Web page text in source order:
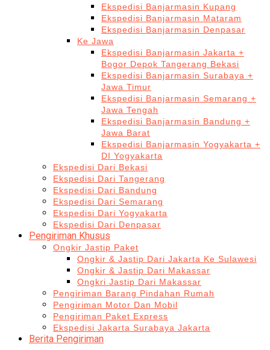
Ekspedisi Banjarmasin Kupang
Ekspedisi Banjarmasin Mataram
Ekspedisi Banjarmasin Denpasar
Ke Jawa
Ekspedisi Banjarmasin Jakarta +
Bogor Depok Tangerang Bekasi
Ekspedisi Banjarmasin Surabaya +
Jawa Timur
Ekspedisi Banjarmasin Semarang +
Jawa Tengah
Ekspedisi Banjarmasin Bandung +
Jawa Barat
Ekspedisi Banjarmasin Yogyakarta +
DI Yogyakarta
Ekspedisi Dari Bekasi
Ekspedisi Dari Tangerang
Ekspedisi Dari Bandung
Ekspedisi Dari Semarang
Ekspedisi Dari Yogyakarta
Ekspedisi Dari Denpasar
Pengiriman Khusus
Ongkir Jastip Paket
Ongkir & Jastip Dari Jakarta Ke Sulawesi
Ongkir & Jastip Dari Makassar
Ongkri Jastip Dari Makassar
Pengiriman Barang Pindahan Rumah
Pengiriman Motor Dan Mobil
Pengiriman Paket Express
Ekspedisi Jakarta Surabaya Jakarta
Berita Pengiriman